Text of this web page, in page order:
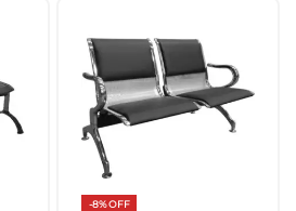
-8% OFF